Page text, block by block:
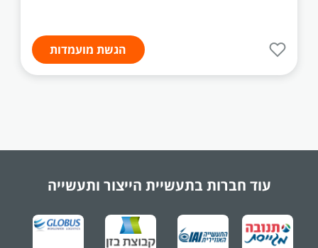
הגשת מועמדות
עוד חברות בתעשיית הייצור ותעשייה